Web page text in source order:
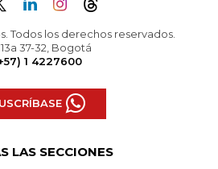
Todos los derechos reservados.
37-32, Bogotá
1 4227600
LAS SECCIONES